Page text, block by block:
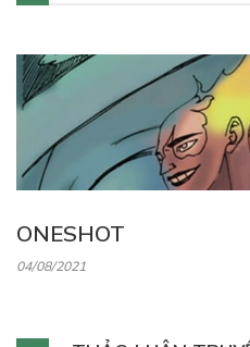
ONESHOT
04/08/2021